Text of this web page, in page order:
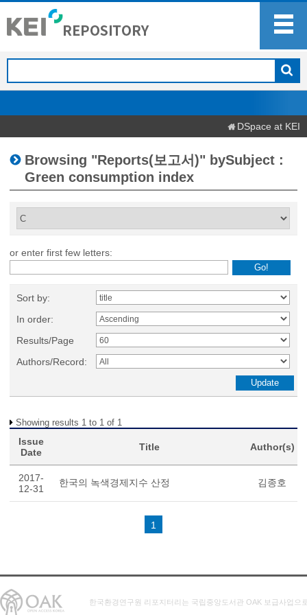
DSpace at KEI
Browsing "Reports(보고서)" bySubject :
Green consumption index
or enter first few letters:
Sort by:
In order:
Results/Page
Authors/Record:
Showing results 1 to 1 of 1
Issue
Date
Title Author(s)
2017-
12-31
한국의 녹색경제지수 산정 김종호
1
한국환경연구원 리포지터리는 국립중앙도서관 OAK 보급사업